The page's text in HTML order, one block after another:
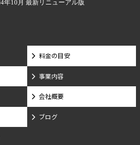
料金の目安
事業内容
会社概要
ブログ